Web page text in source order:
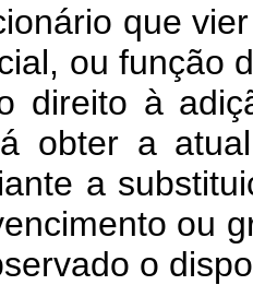
que vier
ou função
direito à
obter a
a
ou
o